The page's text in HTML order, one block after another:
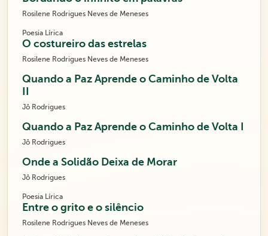
Rosilene Rodrigues Neves de Meneses
Poesia Lírica
O costureiro das estrelas
Rosilene Rodrigues Neves de Meneses
Quando a Paz Aprende o Caminho de Volta
Jô Rodrigues
Quando a Paz Aprende o Caminho de Volta I
Jô Rodrigues
Onde a Solidão Deixa de Morar
Jô Rodrigues
Poesia Lírica
Entre o grito e o silêncio
Rosilene Rodrigues Neves de Meneses